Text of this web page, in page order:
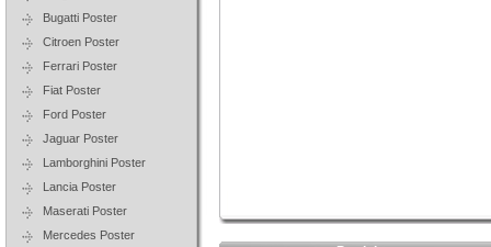
Bugatti Poster
Citroen Poster
Ferrari Poster
Fiat Poster
Ford Poster
Jaguar Poster
Lamborghini Poster
Lancia Poster
Maserati Poster
Mercedes Poster